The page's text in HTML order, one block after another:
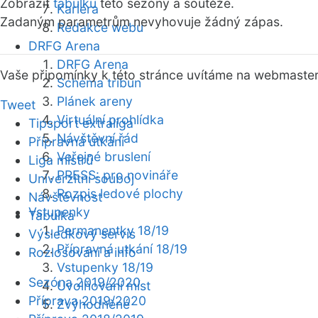
Kariéra
Redakce webu
DRFG Arena
DRFG Arena
Schéma tribun
Plánek areny
Virtuální prohlídka
Návštěvní řád
Veřejné bruslení
PRESS: pro novináře
Rozpis ledové plochy
Vstupenky
Permanentky 18/19
Přípravná utkání 18/19
Vstupenky 18/19
Uvolňování míst
Zvýhodněné
Zobrazit tabulku této sezóny a soutěže.
Zadaným parametrům nevyhovuje žádný zápas.
Vaše připomínky k této stránce uvítáme na webmaster
Tweet
Tipsport extraliga
Přípravná utkání
Liga mistrů
Univerzitní souboj
Návštěvnost
Tabulka
Výsledkový servis
Rozlosování a info
Sezóna 2019/2020
Příprava 2019/2020